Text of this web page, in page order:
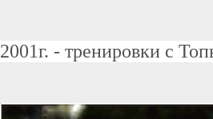
2001г. - тренировки с